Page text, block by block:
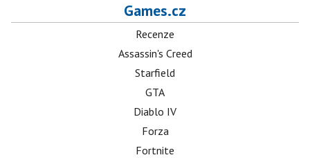
Games.cz
Recenze
Assassin's Creed
Starfield
GTA
Diablo IV
Forza
Fortnite